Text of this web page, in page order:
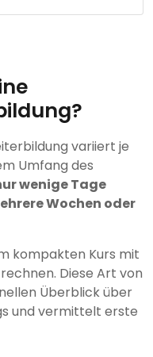
variiert je
Umfang des
wenige Tage
Wochen oder
kompakten Kurs mit
rechnen. Diese Art von
Überblick über
und vermittelt erste